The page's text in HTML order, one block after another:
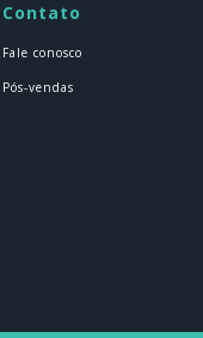
Contato
Fale conosco
Pós-vendas